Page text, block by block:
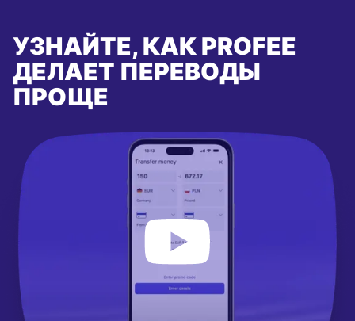
УЗНАЙТЕ, КАК PROFEE
ДЕЛАЕТ ПЕРЕВОДЫ
ПРОЩЕ